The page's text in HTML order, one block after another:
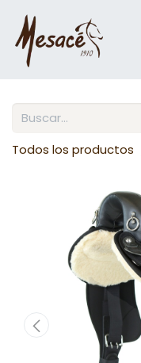
Todos los productos